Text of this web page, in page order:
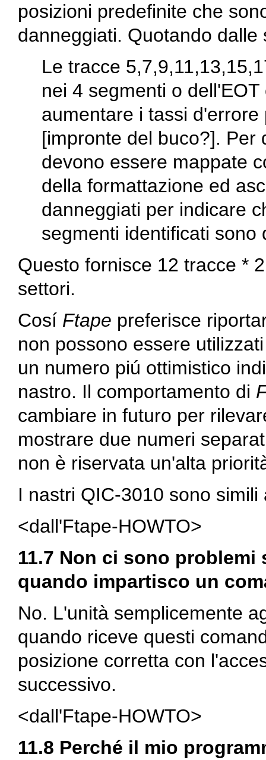
posizioni predefinite che
danneggiati. Quotando dalle
Le tracce
nei 4 segmenti o
aumentare i tassi
[impronte del buco?]. Per
devono essere mappate
della formattazione ed
danneggiati per indicare
segmenti identificati sono
Questo fornisce 12 tracce *
settori.
Cosí Ftape preferisce
non possono essere
un numero piú ottimistico
nastro. Il comportamento di
cambiare in futuro per
mostrare due numeri
non è riservata un'alta
I nastri QIC-3010 sono
<dall'Ftape-HOWTO>
11.7 Non ci sono
quando impartisco un
No. L'unità semplicemente
quando riceve questi
posizione corretta con
successivo.
<dall'Ftape-HOWTO>
11.8 Perché il mio